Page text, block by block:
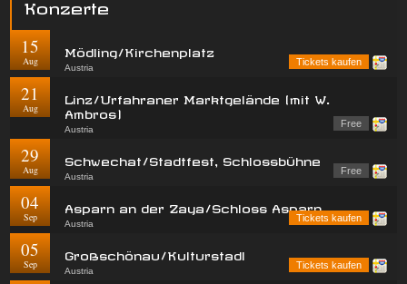
Konzerte
15
Aug
Mödling/Kirchenplatz
Austria
Tickets kaufen
21
Aug
Linz/Urfahraner Marktgelände (mit W.
Ambros)
Austria
Free
29
Aug
Schwechat/Stadtfest, Schlossbühne
Austria
Free
04
Sep
Asparn an der Zaya/Schloss Asparn
Austria
Tickets kaufen
05
Sep
Großschönau/Kulturstadl
Austria
Tickets kaufen